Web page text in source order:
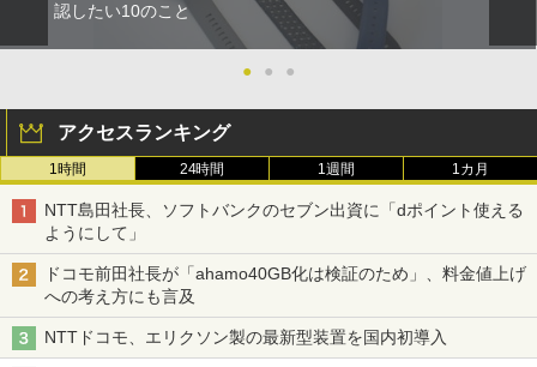
認したい10のこと
● ● ●
アクセスランキング
1時間 24時間 1週間 1カ月
NTT島田社長、ソフトバンクのセブン出資に「dポイント使える
ようにして」
ドコモ前田社長が「ahamo40GB化は検証のため」、料金値上げ
への考え方にも言及
NTTドコモ、エリクソン製の最新型装置を国内初導入